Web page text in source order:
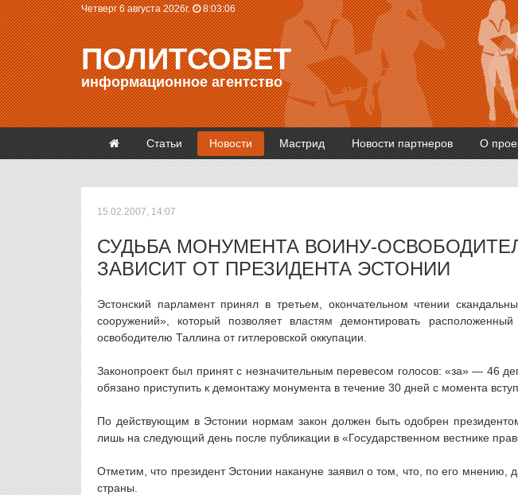
Четверг 6 августа 2026г. 8:03:06
ПОЛИТСОВЕТ
информационное агентство
Статьи Новости Мастрид Новости партнеров О
15.02.2007, 14:07
СУДЬБА МОНУМЕНТА ВОИНУ-
ЗАВИСИТ ОТ ПРЕЗИДЕНТА ЭСТОНИИ
Эстонский парламент принял в третьем, окончательном чтении
сооружений», который позволяет властям демонтировать
освободителю Таллина от гитлеровской оккупации.
Законопроект был принят с незначительным перевесом голосов: «за» — 46
обязано приступить к демонтажу монумента в течение 30 дней с момента
По действующим в Эстонии нормам закон должен быть одобрен
лишь на следующий день после публикации в «Государственном вестнике
Отметим, что президент Эстонии накануне заявил о том, что, по его мнению,
страны.